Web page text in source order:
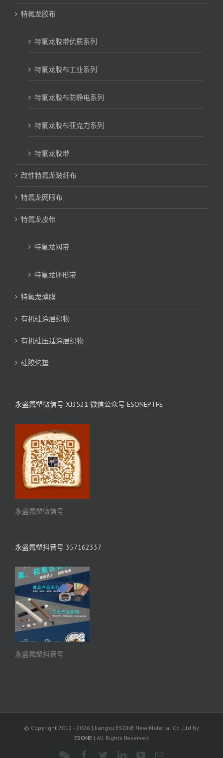
特氟龙胶布
特氟龙胶带优质系列
特氟龙胶布工业系列
特氟龙胶布防静电系列
特氟龙胶布亚克力系列
特氟龙胶带
改性特氟龙玻纤布
特氟龙网眼布
特氟龙皮带
特氟龙网带
特氟龙环形带
特氟龙薄膜
有机硅涂层织物
有机硅压延涂层织物
硅胶烤垫
永盛氟塑微信号 XJ3521 微信公众号 ESONEPTFE
永盛氟塑微信号
永盛氟塑抖音号 357162337
永盛氟塑抖音号
© Copyright 2012 -2026 | Jiangsu ESONE New Material Co.,Ltd by
ESONE | All Rights Reserved
WeChatFacebook
TwitterLinkedInYouTube
电